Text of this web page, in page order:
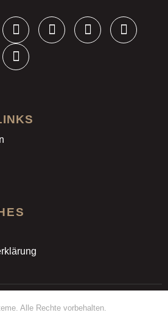
Alle Rechte vorbehalten.